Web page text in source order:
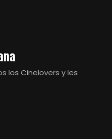
los Cinelovers y les